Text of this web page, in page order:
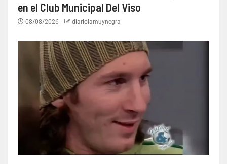
en el Club Municipal Del Viso
08/08/2026 diariolamuynegra